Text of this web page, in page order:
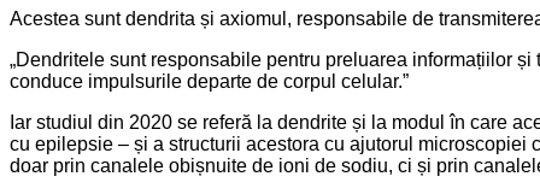
Acestea sunt dendrita și axiomul, responsabile de
„Dendritele sunt responsabile pentru preluarea informațiilor
conduce impulsurile departe de corpul celular.”
Iar studiul din 2020 se referă la dendrite și la modul în care
cu epilepsie – și a structurii acestora cu ajutorul microscopiei
doar prin canalele obișnuite de ioni de sodiu, ci și prin